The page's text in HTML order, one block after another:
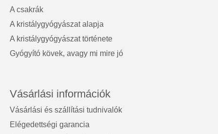
A csakrák
A kristálygyógyászat alapja
A kristálygyógyászat története
Gyógyító kövek, avagy mi mire jó
Vásárlási információk
Vásárlási és szállítási tudnivalók
Elégedettségi garancia